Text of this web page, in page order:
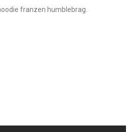
franzen humblebrag.